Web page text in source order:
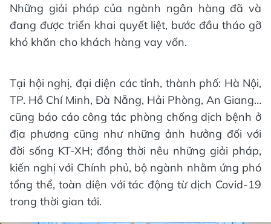
Những giải pháp của ngành ngân hàng đã và
đang được triển khai quyết liệt, bước đầu tháo gỡ
khó khăn cho khách hàng vay vốn.
Tại hội nghị, đại diện các tỉnh, thành phố: Hà Nội,
TP. Hồ Chí Minh, Đà Nẵng, Hải Phòng, An Giang…
cũng báo cáo công tác phòng chống dịch bệnh ở
địa phương cũng như những ảnh hưởng đối với
đời sống KT-XH; đồng thời nêu những giải pháp,
kiến nghị với Chính phủ, bộ ngành nhằm ứng phó
tổng thể, toàn diện với tác động từ dịch Covid-19
trong thời gian tới.